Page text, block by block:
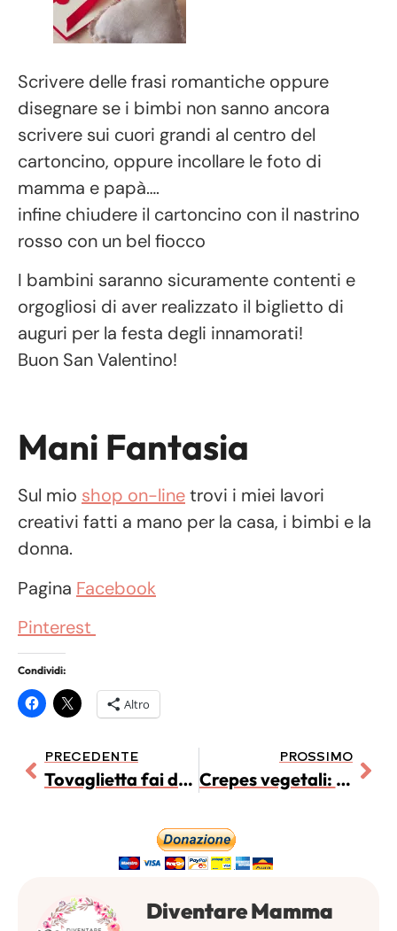
Scrivere delle frasi romantiche oppure
disegnare se i bimbi non sanno ancora
scrivere sui cuori grandi al centro del
cartoncino, oppure incollare le foto di
mamma e papà….
infine chiudere il cartoncino con il nastrino
rosso con un bel fiocco
I bambini saranno sicuramente contenti e
orgogliosi di aver realizzato il biglietto di
auguri per la festa degli innamorati!
Buon San Valentino!
Mani Fantasia
Sul mio shop on-linetrovi i miei lavori
creativi fatti a mano per la casa, i bimbi e la
donna.
Pagina Facebook
Pinterest
Condividi:
Altro
PRECEDENTE
Tovaglietta fai da te per San Valentino
PROSSIMO
Crepes vegetali: la base per farle dolci o salate
Diventare Mamma